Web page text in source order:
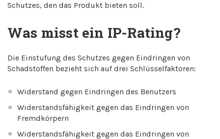
Schutzes, den das Produkt bieten soll.
Was misst ein IP-Rating?
Die Einstufung des Schutzes gegen Eindringen von
Schadstoffen bezieht sich auf drei Schlüsselfaktoren:
Widerstand gegen Eindringen des Benutzers
Widerstandsfähigkeit gegen das Eindringen von
Fremdkörpern
Widerstandsfähigkeit gegen das Eindringen von